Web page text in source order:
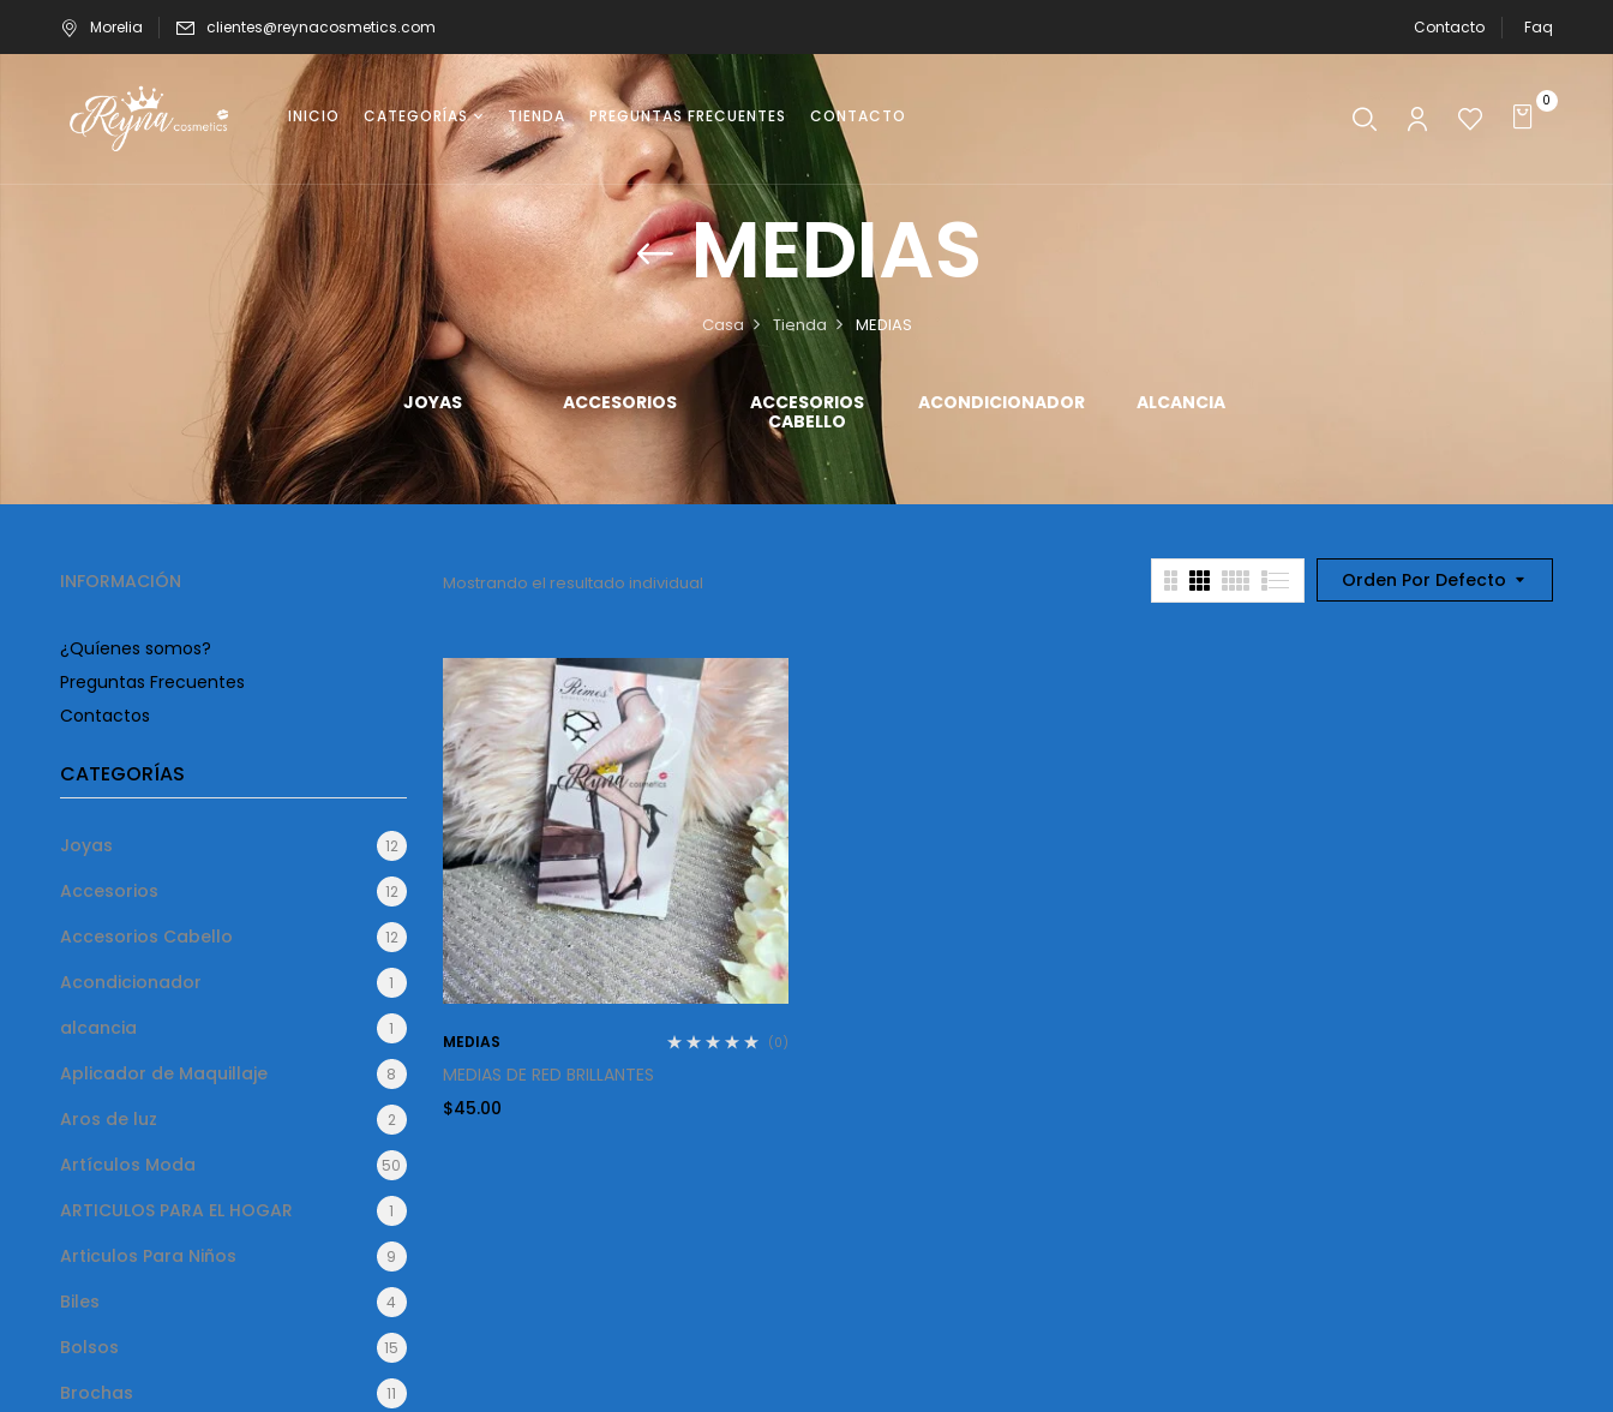
Morelia clientes@reynacosmetics.com Contacto Faq
INICIO CATEGORÍAS TIENDA PREGUNTAS FRECUENTES CONTACTO
0
MEDIAS
Casa Tienda MEDIAS
VASOS JOYAS ACCESORIOS
ACCESORIOS
CABELLO
ACONDICIONADOR ALCANCIA
INFORMACIÓN
¿Quíenes somos?
Preguntas Frecuentes
Contactos
CATEGORÍAS
Joyas 12
Accesorios 12
Accesorios Cabello 12
Acondicionador 1
alcancia 1
Aplicador de Maquillaje 8
Aros de luz 2
Artículos Moda 50
ARTICULOS PARA EL HOGAR 1
Articulos Para Niños 9
Biles 4
Bolsos 15
Brochas 11
Orden Por Defecto
Mostrando el resultado individual
MEDIAS (0)
MEDIAS DE RED BRILLANTES
$45.00